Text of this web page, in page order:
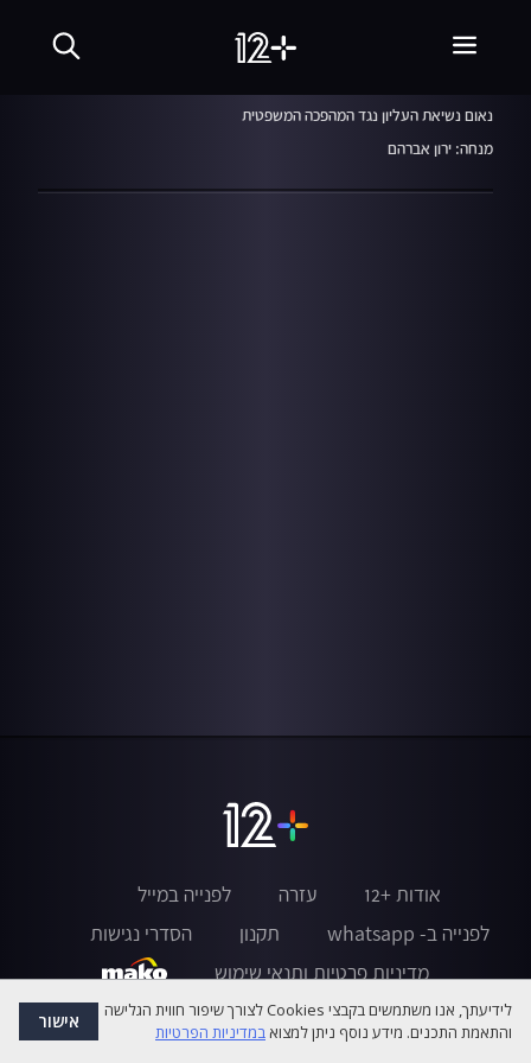
חמש עם רפי רשף
נאום נשיאת העליון נגד המהפכה המשפטית
מנחה: ירון אברהם
אודות +12 עזרה
לפנייה במייל
לפנייה ב- whatsapp
תקנון
הסדרי נגישות
מדיניות פרטיות ותנאי שימוש
לידיעתך, אנו משתמשים בקבצי Cookies לצורך שיפור חווית הגלישה
והתאמת התכנים. מידע נוסף ניתן למצואבמדיניות הפרטיות אישור